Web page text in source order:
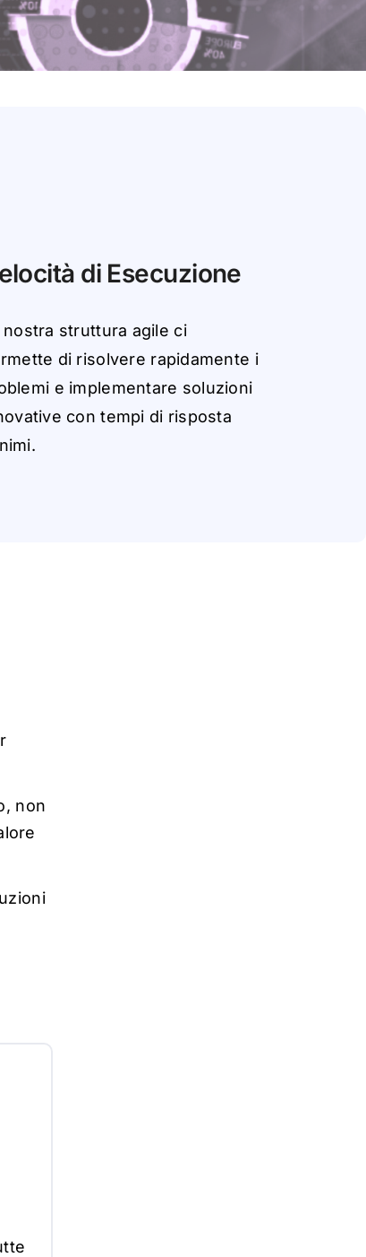
tà di Esecuzione
nostra struttura agile ci
rmette di risolvere rapidamente i
blemi e implementare soluzioni
ovative con tempi di risposta
.
non
e